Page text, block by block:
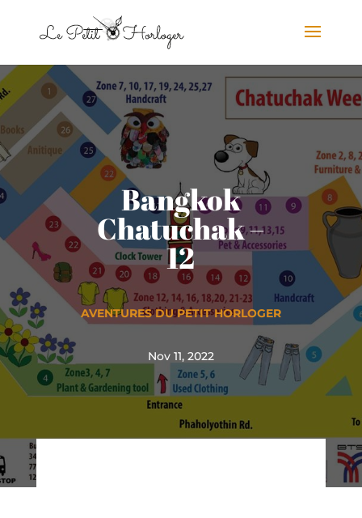
Bangkok
Chatuchak –
12
AVENTURES DU PETIT HORLOGER
Nov 11, 2022